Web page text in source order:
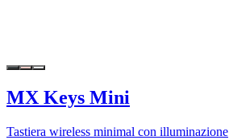
MX Keys Mini
Tastiera wireless minimal con illuminazione